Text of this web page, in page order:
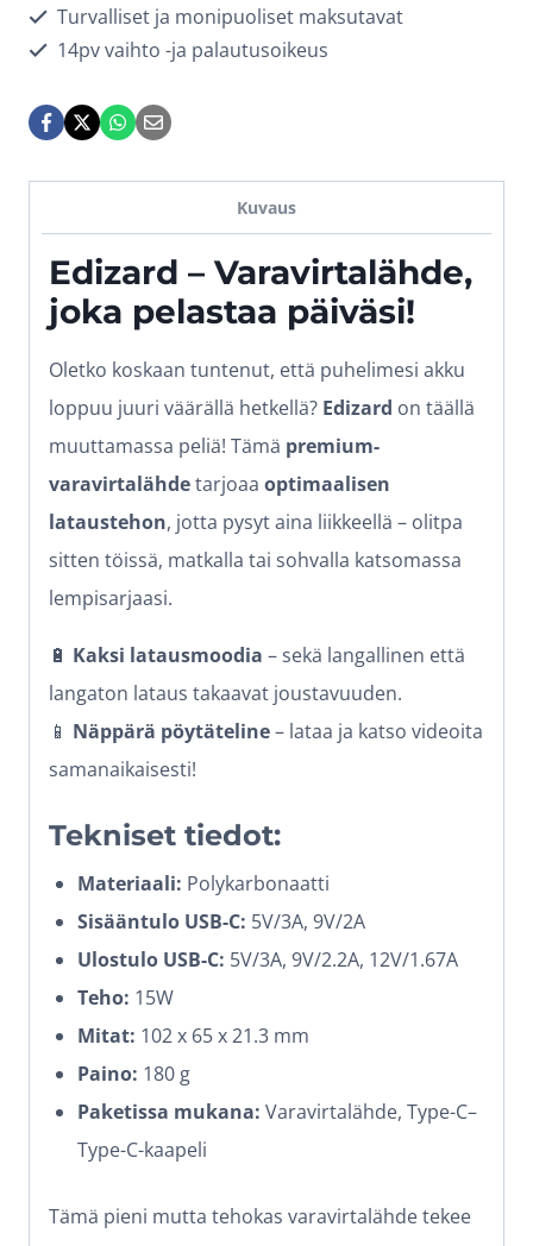
10.000mAh
-
Musta
määrä
Turvalliset ja monipuoliset maksutavat
14pv vaihto -ja palautusoikeus
Kuvaus
Edizard – Varavirtalähde,
joka pelastaa päiväsi!
Oletko koskaan tuntenut, että puhelimesi akku
loppuu juuri väärällä hetkellä? Edizard on täällä
muuttamassa peliä! Tämä premium-
varavirtalähdetarjoaa optimaalisen
lataustehon, jotta pysyt aina liikkeellä – olitpa
sitten töissä, matkalla tai sohvalla katsomassa
lempisarjaasi.
🔋 Kaksi latausmoodia – sekä langallinen että
langaton lataus takaavat joustavuuden.
📱 Näppärä pöytäteline– lataa ja katso videoita
samanaikaisesti!
Tekniset tiedot:
Materiaali: Polykarbonaatti
Sisääntulo USB-C: 5V/3A, 9V/2A
Ulostulo USB-C: 5V/3A, 9V/2.2A, 12V/1.67A
Teho: 15W
Mitat: 102 x 65 x 21.3 mm
Paino: 180 g
Paketissa mukana: Varavirtalähde, Type-C–
Type-C-kaapeli
Tämä pieni mutta tehokas varavirtalähde tekee